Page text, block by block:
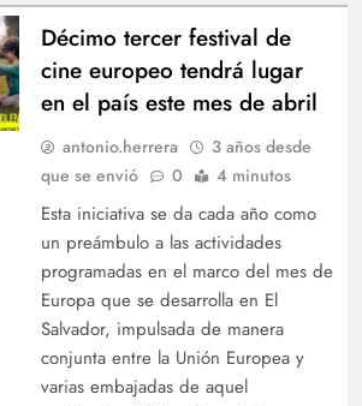
Décimo tercer festival de
cine europeo tendrá lugar
en el país este mes de abril
antonio.herrera
3 años desde
que se envió
0 4 minutos
Esta iniciativa se da cada año como
un preámbulo a las actividades
programadas en el marco del mes de
Europa que se desarrolla en El
Salvador, impulsada de manera
conjunta entre la Unión Europea y
varias embajadas de aquel